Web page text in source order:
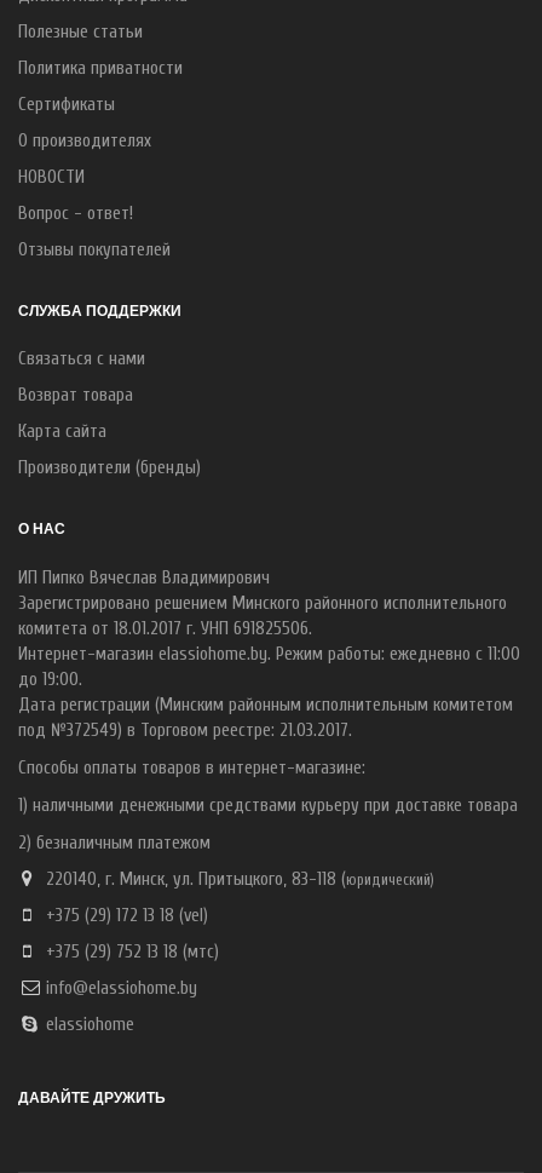
Полезные статьи
Политика приватности
Сертификаты
О производителях
НОВОСТИ
Вопрос - ответ!
Отзывы покупателей
СЛУЖБА ПОДДЕРЖКИ
Связаться с нами
Возврат товара
Карта сайта
Производители (бренды)
О НАС
ИП Пипко Вячеслав Владимирович
Зарегистрировано решением Минского районного исполнительного
комитета от 18.01.2017 г. УНП 691825506.
Интернет-магазин elassiohome.by. Режим работы: ежедневно с 11:00
до 19:00.
Дата регистрации (Минским районным исполнительным комитетом
под №372549) в Торговом реестре: 21.03.2017.
Способы оплаты товаров в интернет-магазине:
1) наличными денежными средствами курьеру при доставке товара
2) безналичным платежом
220140, г. Минск, ул. Притыцкого, 83-118 (юридический)
+375 (29) 172 13 18 (vel)
+375 (29) 752 13 18 (мтс)
info@elassiohome.by
elassiohome
ДАВАЙТЕ ДРУЖИТЬ